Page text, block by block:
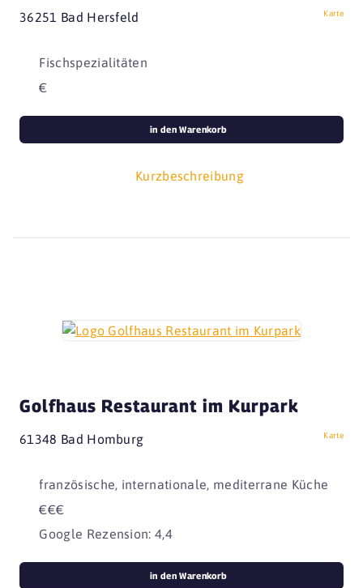
36251 Bad Hersfeld Karte
Fischspezialitäten
€
Kurzbeschreibung
in den Warenkorb
Golfhaus Restaurant im Kurpark
61348 Bad Homburg Karte
französische, internationale, mediterrane Küche
€€€
Google Rezension: 4,4
in den Warenkorb